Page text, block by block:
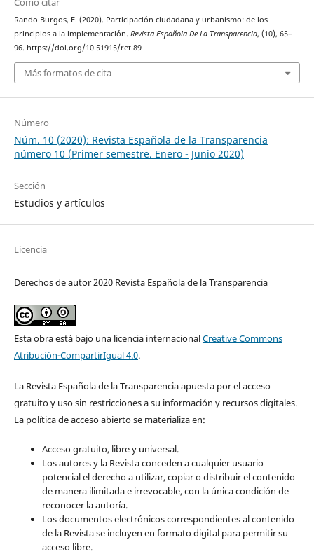
Rando Burgos, E. (2020). Participación ciudadana y urbanismo: de los
principios a la implementación. Revista Española De La Transparencia, (10), 65–
96. https://doi.org/10.51915/ret.89
Más formatos de cita
Número
Núm. 10 (2020): Revista Española de la Transparencia
número 10 (Primer semestre. Enero - Junio 2020)
Sección
Estudios y artículos
Licencia
Derechos de autor 2020 Revista Española de la Transparencia
Esta obra está bajo una licencia internacionalCreative Commons
Atribución-CompartirIgual 4.0.
La Revista Española de la Transparencia apuesta por el acceso
gratuito y uso sin restricciones a su información y recursos digitales.
La política de acceso abierto se materializa en:
Acceso gratuito, libre y universal.
Los autores y la Revista conceden a cualquier usuario
potencial el derecho a utilizar, copiar o distribuir el contenido
de manera ilimitada e irrevocable, con la única condición de
reconocer la autoría.
Los documentos electrónicos correspondientes al contenido
de la Revista se incluyen en formato digital para permitir su
acceso libre.